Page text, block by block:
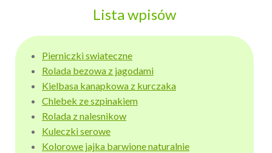
Lista wpisów
Pierniczki swiateczne
Rolada bezowa z jagodami
Kielbasa kanapkowa z kurczaka
Chlebek ze szpinakiem
Rolada z nalesnikow
Kuleczki serowe
Kolorowe jajka barwione naturalnie